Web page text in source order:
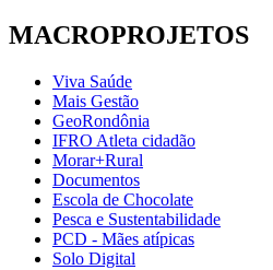
MACROPROJETOS
Viva Saúde
Mais Gestão
GeoRondônia
IFRO Atleta cidadão
Morar+Rural
Documentos
Escola de Chocolate
Pesca e Sustentabilidade
PCD - Mães atípicas
Solo Digital